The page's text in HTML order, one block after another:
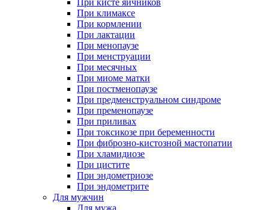
При кисте яичников
При климаксе
При кормлении
При лактации
При менопаузе
При менструации
При месячных
При миоме матки
При постменопаузе
При предменструальном синдроме
При пременопаузе
При приливах
При токсикозе при беременности
При фиброзно-кистозной мастопатии
При хламидиозе
При цистите
При эндометриозе
При эндометрите
Для мужчин
Для мужа